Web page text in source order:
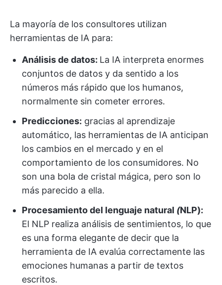
La mayoría de los consultores utilizan
herramientas de IA para:
Análisis de datos: La IA interpreta enormes
conjuntos de datos y da sentido a los
números más rápido que los humanos,
normalmente sin cometer errores.
Predicciones: gracias al aprendizaje
automático, las herramientas de IA anticipan
los cambios en el mercado y en el
comportamiento de los consumidores. No
son una bola de cristal mágica, pero son lo
más parecido a ella.
Procesamiento del lenguaje natural (NLP):
El NLP realiza análisis de sentimientos, lo que
es una forma elegante de decir que la
herramienta de IA evalúa correctamente las
emociones humanas a partir de textos
escritos.